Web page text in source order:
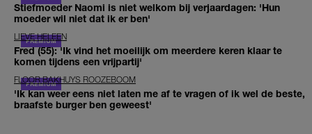
Stiefmoeder Naomi is niet welkom bij verjaardagen: 'Hun
moeder wil niet dat ik er ben'
LIEVE HELEEN
Fred (55): 'Ik vind het moeilijk om meerdere keren klaar te
komen tijdens een vrijpartij'
FLOOR BAKHUYS ROOZEBOOM
'Ik kan weer eens niet laten me af te vragen of ik wel de beste,
braafste burger ben geweest'